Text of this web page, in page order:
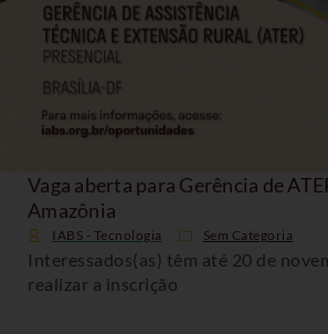
Vaga aberta para Gerência de
Amazônia
IABS - Tecnologia Sem Categoria
Interessados(as) têm até 20 de
realizar a inscrição